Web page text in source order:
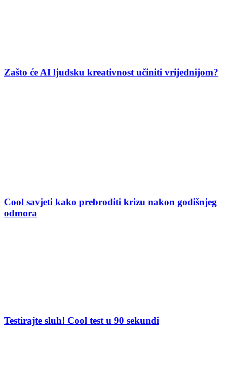
Zašto će AI ljudsku kreativnost učiniti vrijednijom?
Cool savjeti kako prebroditi krizu nakon godišnjeg
odmora
Testirajte sluh! Cool test u 90 sekundi